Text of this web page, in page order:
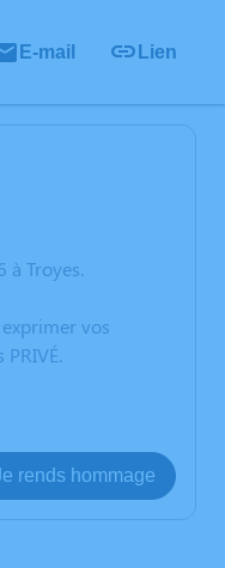
E-mail Lien
à Troyes.
vos
rends hommage